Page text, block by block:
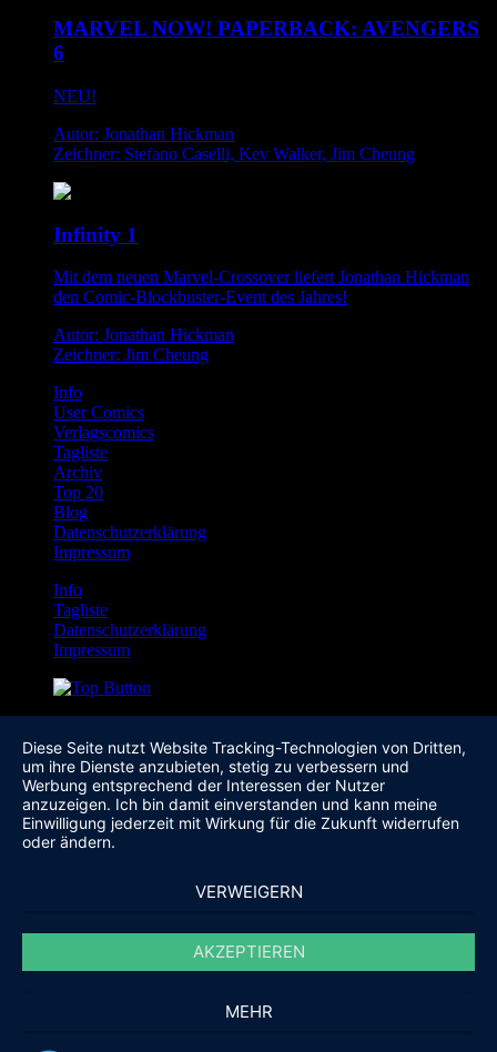
MARVEL NOW! PAPERBACK: AVENGERS
6
NEU!
Autor: Jonathan Hickman
Zeichner: Stefano Caselli, Kev Walker, Jim Cheung
Infinity 1
Mit dem neuen Marvel-Crossover liefert Jonathan Hickman
den Comic-Blockbuster-Event des Jahres!
Autor: Jonathan Hickman
Zeichner: Jim Cheung
Info
User Comics
Verlagscomics
Tagliste
Archiv
Top 20
Blog
Datenschutzerklärung
Impressum
Info
Tagliste
Datenschutzerklärung
Impressum
Diese Seite nutzt Website Tracking-Technologien von Dritten,
um ihre Dienste anzubieten, stetig zu verbessern und
Werbung entsprechend der Interessen der Nutzer
anzuzeigen. Ich bin damit einverstanden und kann meine
Einwilligung jederzeit mit Wirkung für die Zukunft widerrufen
oder ändern.
VERWEIGERN
AKZEPTIEREN
MEHR